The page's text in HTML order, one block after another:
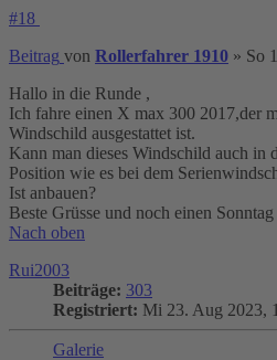
#18
Beitrag von Rollerfahrer 1910 » So
Hallo in die Runde ,
Ich fahre einen X max 300 2017,der
Windschild ausgestattet ist.
Kann man dieses Windschild auch in
Position wie es bei dem
Ist anbauen?
Beste Grüsse und noch einen Sonntag
Nach oben
Rui2003
Beiträge: 303
Registriert: Mi 23. Aug 2023,
Galerie